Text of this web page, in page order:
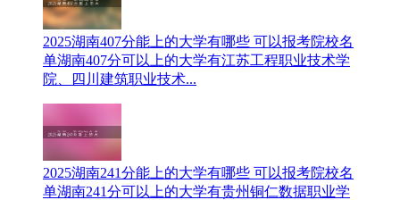
2025湖南407分能上的大学有哪些 可以报考院校名
单湖南407分可以上的大学有江苏工程职业技术学
院、四川建筑职业技术...
2025湖南241分能上的大学有哪些 可以报考院校名
单湖南241分可以上的大学有贵州铜仁数据职业学